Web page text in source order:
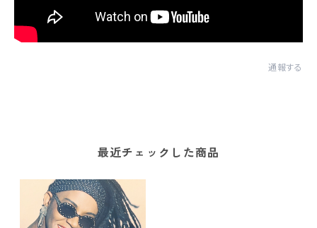
通報する
最近チェックした商品